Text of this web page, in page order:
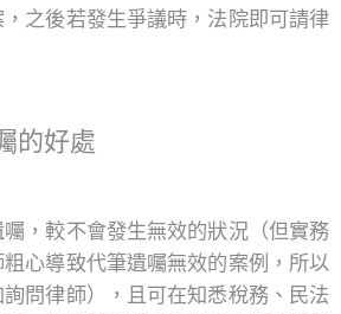
之後若發生爭議時，法院即可請律
的好處
，較不會發生無效的狀況（但實務
心導致代筆遺囑無效的案例，所以
問律師），且可在知悉稅務、民法